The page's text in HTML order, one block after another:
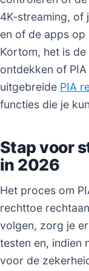
4K-streaming, of
en of de apps
Kortom, het is
ontdekken of
uitgebreide PIA
functies die je
Stap voor
in 2026
Het proces om
rechttoe
volgen, zorg je
testen en, indien
voor de